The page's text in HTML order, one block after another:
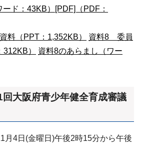
ード：43KB）
[PDF]（PDF：
料（PPT：1,352KB）
資料8 委員
）
資料8のあらまし（ワー
大阪府青少年健全育成審議
4日(金曜日)午後2時15分から午後